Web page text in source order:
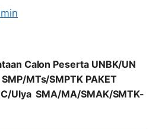
Calon Peserta UNBK/UN
MTs/SMPTK PAKET
Ulya SMA/MA/SMAK/SMTK-